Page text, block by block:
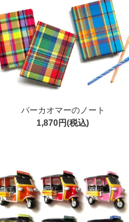
パーカオマーのノート
1,870円(税込)